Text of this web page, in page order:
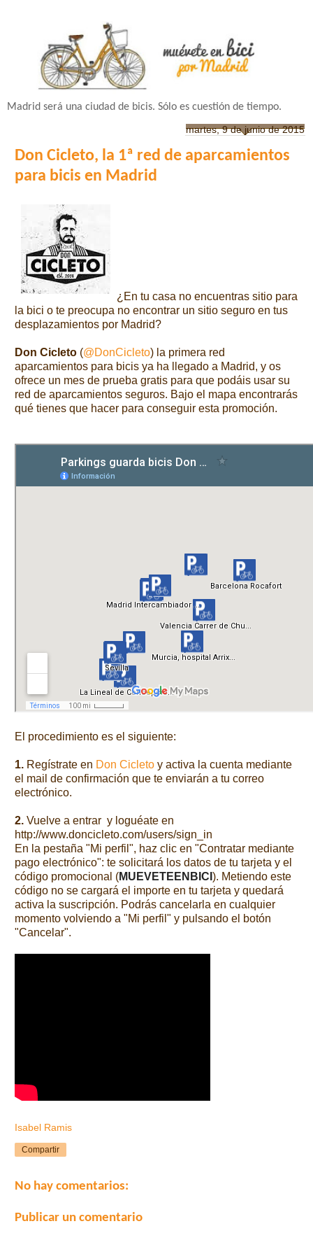
Madrid será una ciudad de bicis. Sólo es cuestión de tiempo.
martes, 9 de junio de 2015
Don Cicleto, la 1ª red de aparcamientos
para bicis en Madrid
¿En tu casa no encuentras sitio para
la bici o te preocupa no encontrar un sitio seguro en tus
desplazamientos por Madrid?
Don Cicleto (@DonCicleto) la primera red
aparcamientos para bicis ya ha llegado a Madrid, y os
ofrece un mes de prueba gratis para que podáis usar su
red de aparcamientos seguros. Bajo el mapa encontrarás
qué tienes que hacer para conseguir esta promoción.
El procedimiento es el siguiente:
1. Regístrate en Don Cicleto y activa la cuenta mediante
el mail de confirmación que te enviarán a tu correo
electrónico.
2. Vuelve a entrar y loguéate en
http://www.doncicleto.com/users/sign_in
En la pestaña "Mi perfil", haz clic en "Contratar mediante
pago electrónico": te solicitará los datos de tu tarjeta y el
código promocional (MUEVETEENBICI ). Metiendo este
código no se cargará el importe en tu tarjeta y quedará
activa la suscripción. Podrás cancelarla en cualquier
momento volviendo a "Mi perfil" y pulsando el botón
"Cancelar".
Isabel Ramis
Compartir
No hay comentarios:
Publicar un comentario